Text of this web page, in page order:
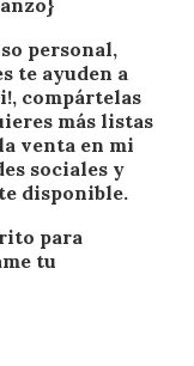
personal,
te ayuden a
compártelas
más listas
venta en mi
sociales y
disponible.
para
tu